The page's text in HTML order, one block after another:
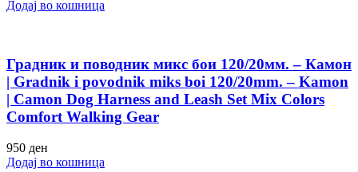
Додај во кошница
Градник и поводник микс бои 120/20мм. – Камон
| Gradnik i povodnik miks boi 120/20mm. – Kamon
| Camon Dog Harness and Leash Set Mix Colors
Comfort Walking Gear
950 ден
Додај во кошница